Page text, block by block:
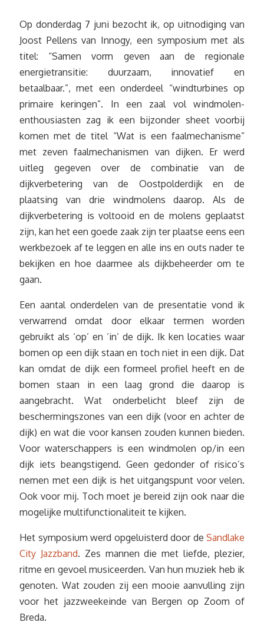
Op donderdag 7 juni bezocht ik, op uitnodiging van
Joost Pellens van Innogy, een symposium met als
titel: “Samen vorm geven aan de regionale
energietransitie: duurzaam, innovatief en
betaalbaar.”, met een onderdeel “windturbines op
primaire keringen”. In een zaal vol windmolen-
enthousiasten zag ik een bijzonder sheet voorbij
komen met de titel “Wat is een faalmechanisme”
met zeven faalmechanismen van dijken. Er werd
uitleg gegeven over de combinatie van de
dijkverbetering van de Oostpolderdijk en de
plaatsing van drie windmolens daarop. Als de
dijkverbetering is voltooid en de molens geplaatst
zijn, kan het een goede zaak zijn ter plaatse eens een
werkbezoek af te leggen en alle ins en outs nader te
bekijken en hoe daarmee als dijkbeheerder om te
gaan.
Een aantal onderdelen van de presentatie vond ik
verwarrend omdat door elkaar termen worden
gebruikt als ‘op’ en ‘in’ de dijk. Ik ken locaties waar
bomen op een dijk staan en toch niet in een dijk. Dat
kan omdat de dijk een formeel profiel heeft en de
bomen staan in een laag grond die daarop is
aangebracht. Wat onderbelicht bleef zijn de
beschermingszones van een dijk (voor en achter de
dijk) en wat die voor kansen zouden kunnen bieden.
Voor waterschappers is een windmolen op/in een
dijk iets beangstigend. Geen gedonder of risico’s
nemen met een dijk is het uitgangspunt voor velen.
Ook voor mij. Toch moet je bereid zijn ook naar die
mogelijke multifunctionaliteit te kijken.
Het symposium werd opgeluisterd door de Sandlake
City Jazzband. Zes mannen die met liefde, plezier,
ritme en gevoel musiceerden. Van hun muziek heb ik
genoten. Wat zouden zij een mooie aanvulling zijn
voor het jazzweekeinde van Bergen op Zoom of
Breda.